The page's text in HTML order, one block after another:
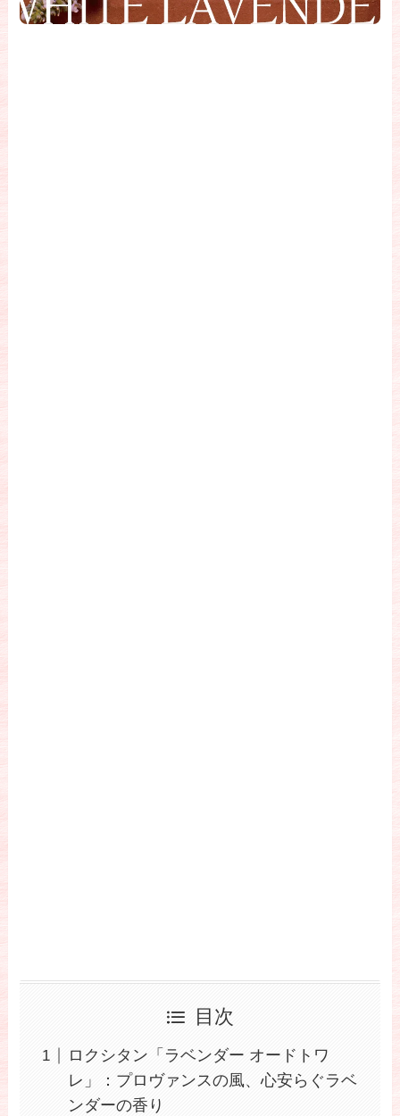
目次
ロクシタン「ラベンダー オードトワ
レ」：プロヴァンスの風、心安らぐラベ
ンダーの香り